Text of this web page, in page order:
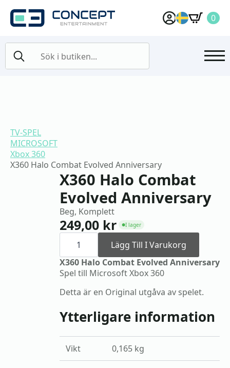
0
for:
TV-SPEL
MICROSOFT
Xbox 360
X360 Halo Combat Evolved Anniversary
X360 Halo Combat
Evolved Anniversary
Beg, Komplett
249,00 kr ●I lager
X360
Evolved
Anniversary
mängd
Lägg Till I Varukorg
X360 Halo Combat Evolved Anniversary
Spel till Microsoft Xbox 360
Detta är en Original utgåva av spelet.
Ytterligare information
Vikt 0,165 kg